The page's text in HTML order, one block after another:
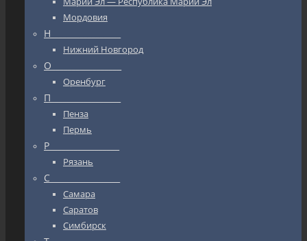
Мордовия
Н_________________
Нижний Новгород
О_________________
Оренбург
П_________________
Пенза
Пермь
Р_________________
Рязань
С_________________
Самара
Саратов
Симбирск